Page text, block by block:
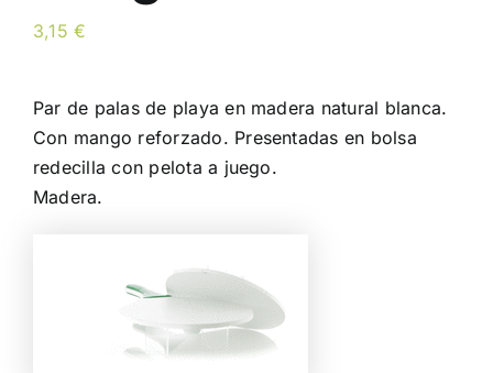
3,15€
Par de palas de playa en madera natural blanca.
Con mango reforzado. Presentadas en bolsa
redecilla con pelota a juego.
Madera.